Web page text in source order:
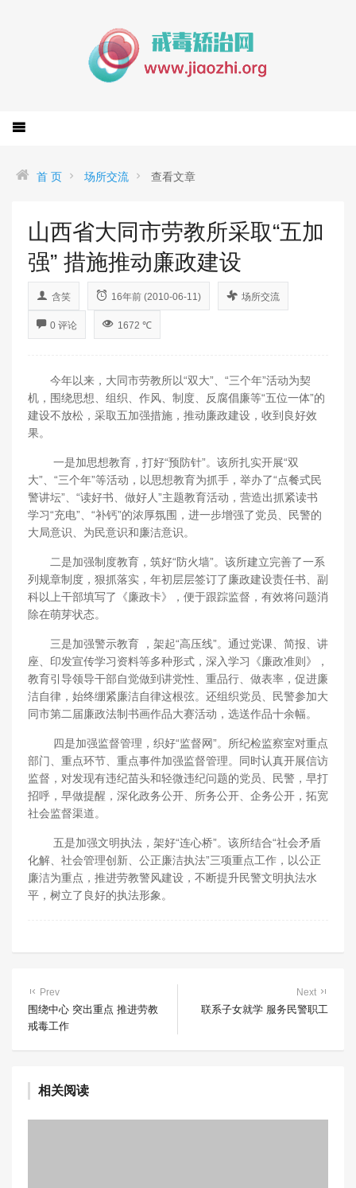
首 页 场所交流 查看文章
山西省大同市劳教所采取“五加
强” 措施推动廉政建设
含笑 16年前 (2010-06-11) 场所交流
0 评论 1672 ℃
今年以来，大同市劳教所以“双大”、“三个年”活动为契
机，围绕思想、组织、作风、制度、反腐倡廉等“五位一体”的
建设不放松，采取五加强措施，推动廉政建设，收到良好效
果。
一是加思想教育，打好“预防针”。该所扎实开展“双
大”、“三个年”等活动，以思想教育为抓手，举办了“点餐式民
警讲坛”、“读好书、做好人”主题教育活动，营造出抓紧读书
学习“充电”、“补钙”的浓厚氛围，进一步增强了党员、民警的
大局意识、为民意识和廉洁意识。
二是加强制度教育，筑好“防火墙”。该所建立完善了一系
列规章制度，狠抓落实，年初层层签订了廉政建设责任书、副
科以上干部填写了《廉政卡》，便于跟踪监督，有效将问题消
除在萌芽状态。
三是加强警示教育 ，架起“高压线”。通过党课、简报、讲
座、印发宣传学习资料等多种形式，深入学习《廉政准则》，
教育引导领导干部自觉做到讲党性、重品行、做表率，促进廉
洁自律，始终绷紧廉洁自律这根弦。还组织党员、民警参加大
同市第二届廉政法制书画作品大赛活动，选送作品十余幅。
四是加强监督管理，织好“监督网”。所纪检监察室对重点
部门、重点环节、重点事件加强监督管理。同时认真开展信访
监督，对发现有违纪苗头和轻微违纪问题的党员、民警，早打
招呼，早做提醒，深化政务公开、所务公开、企务公开，拓宽
社会监督渠道。
五是加强文明执法，架好“连心桥”。该所结合“社会矛盾
化解、社会管理创新、公正廉洁执法”三项重点工作，以公正
廉洁为重点，推进劳教警风建设，不断提升民警文明执法水
平，树立了良好的执法形象。
Prev
围绕中心 突出重点 推进劳教
戒毒工作
Next
联系子女就学 服务民警职工
相关阅读